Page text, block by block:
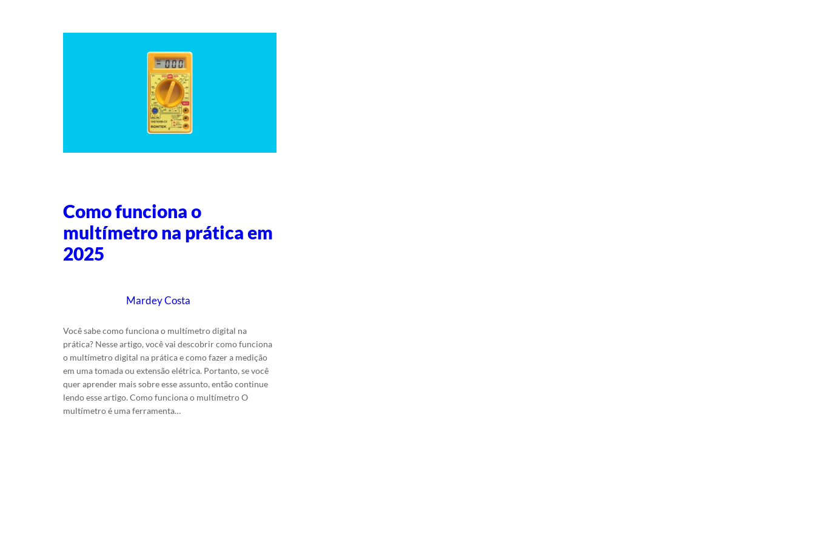
Como funciona o
multímetro na prática em
2025
Mardey Costa
Você sabe como funciona o multímetro digital na
prática? Nesse artigo, você vai descobrir como funciona
o multímetro digital na prática e como fazer a medição
em uma tomada ou extensão elétrica. Portanto, se você
quer aprender mais sobre esse assunto, então continue
lendo esse artigo. Como funciona o multímetro O
multímetro é uma ferramenta…